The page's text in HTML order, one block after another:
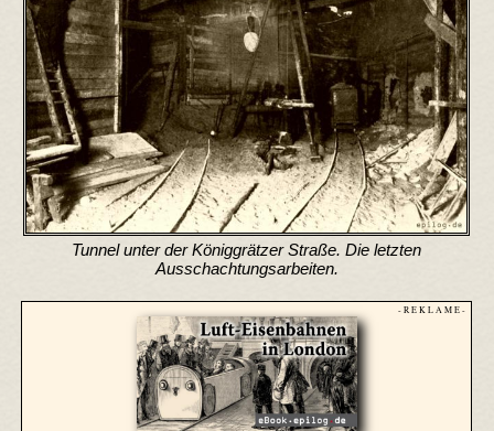
Tunnel unter der Königgrätzer Straße. Die letzten
Ausschachtungsarbeiten.
- R E K L A M E -